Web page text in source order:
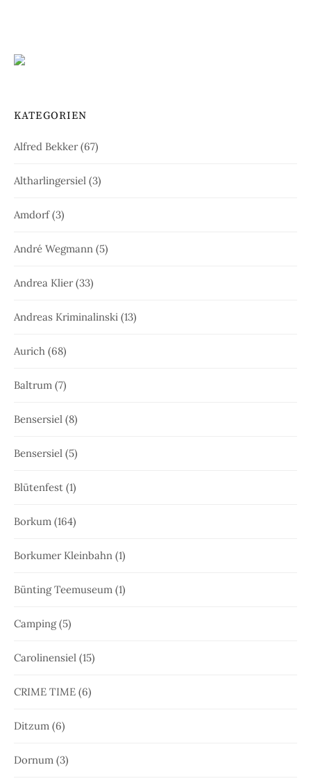
KATEGORIEN
Alfred Bekker(67)
Altharlingersiel (3)
Amdorf(3)
André Wegmann (5)
Andrea Klier(33)
Andreas Kriminalinski (13)
Aurich (68)
Baltrum (7)
Bensersiel (8)
Bensersiel (5)
Blütenfest (1)
Borkum (164)
Borkumer Kleinbahn (1)
Bünting Teemuseum (1)
Camping(5)
Carolinensiel (15)
CRIME TIME (6)
Ditzum (6)
Dornum (3)